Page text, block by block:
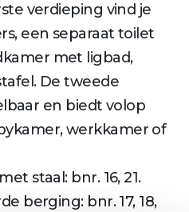
verdieping vind je
een separaat toilet
met ligbad,
De tweede
en biedt volop
werkkamer of
staal: bnr. 16, 21.
berging: bnr. 17, 18,